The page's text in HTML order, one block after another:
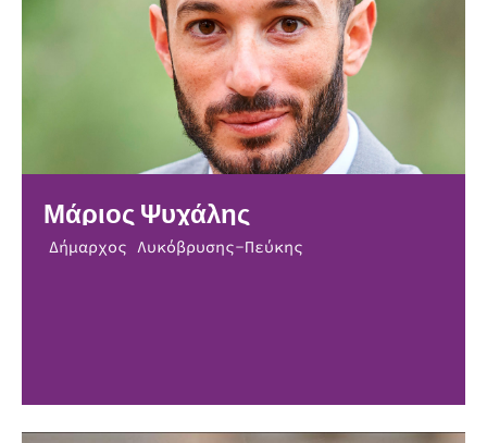
Μάριος Ψυχάλης
Δήμαρχος Λυκόβρυσης-Πεύκης